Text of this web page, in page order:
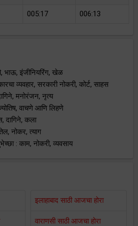
005:17 006:13
भाऊ, इंजीनियरिंग, खेळ
व्यवहार, सरकारी नोकरी, कोर्ट, साहस
मनोरंजन, नृत्य
वाचणे आणि लिहणे
दागिने, कला
नोकर, त्याग
: काम, नोकरी, व्यवसाय
इलाहाबाद साठी आजचा होरा
वाराणसी साठी आजचा होरा